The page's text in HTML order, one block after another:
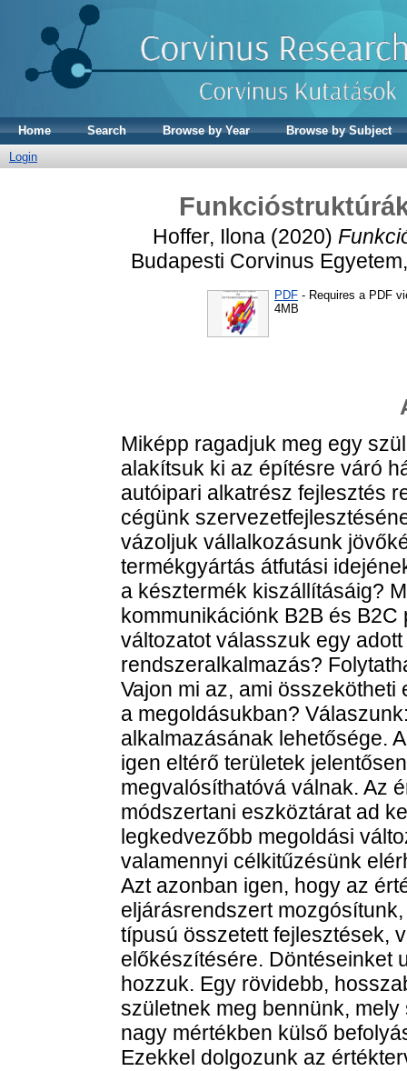
Home Search Browse by Year
Browse by Subject
Login
Hoffer, Ilona(2020)
Budapesti Corvinus
PDF - Requires a PDF
4MB
Miképp ragadjuk meg egy
alakítsuk ki az építésre váró
autóipari alkatrész fejlesztés
cégünk
vázoljuk vállalkozásunk
termékgyártás átfutási
a késztermék kiszállításáig?
kommunikációnk B2B és
változatot válasszuk egy
rendszeralkalmazás?
Vajon mi az, ami
a megoldásukban?
alkalmazásának lehetősége.
igen eltérő területek
megvalósíthatóvá válnak. Az
módszertani eszköztárat ad
legkedvezőbb megoldási
valamennyi célkitűzésünk
Azt azonban igen, hogy az
eljárásrendszert
típusú összetett fejlesztések,
előkészítésére. Döntéseinket
hozzuk. Egy rövidebb,
születnek meg bennünk,
nagy mértékben külső
Ezekkel dolgozunk az